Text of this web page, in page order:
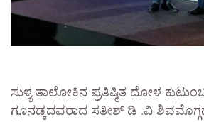
ಸುಳ್ಯ ತಾಲೋಕಿನ ಪ್ರತಿಷ್ಠಿತ ದೋಳ
ಗೂನಡ್ಕದವರಾದ ಸತೀಶ್ ಡಿ .ವಿ